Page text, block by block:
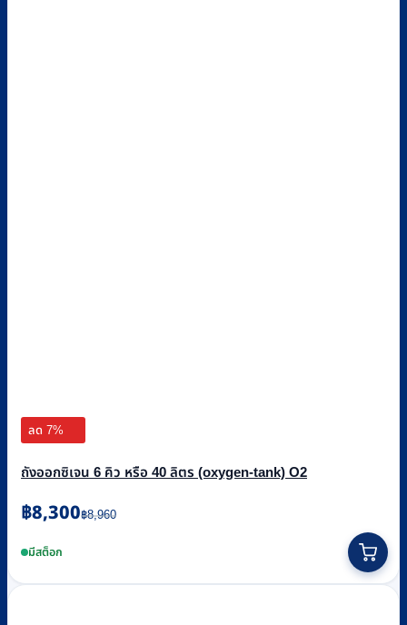
ลด 7%
ถังออกซิเจน 6 คิว หรือ 40 ลิตร (oxygen-tank) O2
฿8,960
Original
price
was:
฿8,300
Current
price
is:มีสต็อก